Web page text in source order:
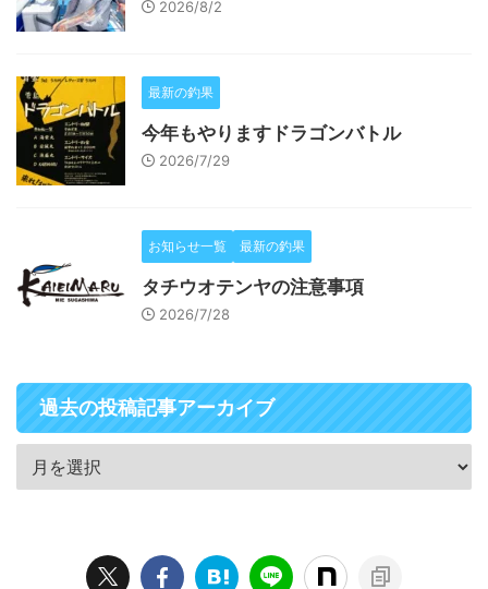
2026/8/2
最新の釣果
今年もやりますドラゴンバトル
2026/7/29
お知らせ一覧 最新の釣果
タチウオテンヤの注意事項
2026/7/28
過去の投稿記事アーカイブ